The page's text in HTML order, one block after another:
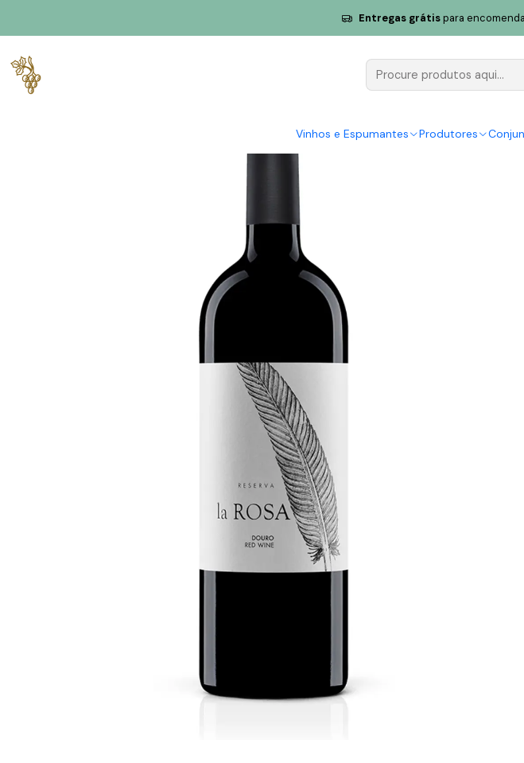
Vinhos e Espumantes Produtores
Entregas grátispara
Quinta de la Rosa Grande Reserva Magnum